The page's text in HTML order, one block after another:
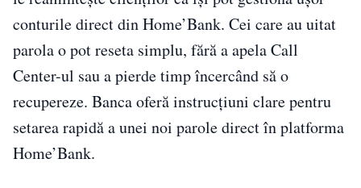
conturile direct din Home’Bank. Cei care au uitat
parola o pot reseta simplu, fără a apela Call
Center-ul sau a pierde timp încercând să o
recupereze. Banca oferă instrucțiuni clare pentru
setarea rapidă a unei noi parole direct în platforma
Home’Bank.